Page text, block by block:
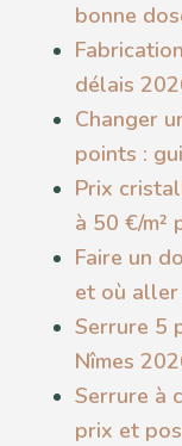
bonne
délais
Changer
points :
Prix
à 50 €/m²
Faire un
et où
Serrure 5
Nîmes
Serrure à
prix et